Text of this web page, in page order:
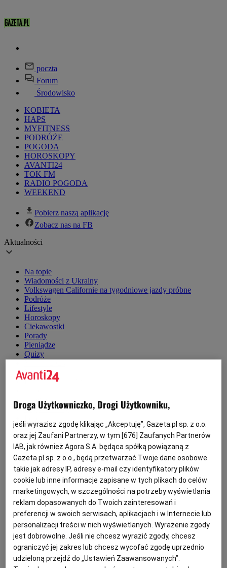
poczta
Forum
Środowisko
KOBIETA
HAPS
MYFITNESS
PODRÓŻE
POGODA
HOROSKOPY
AVANTI24
TOK FM
RADIO POGODA
WEEKEND
Pobierz naszą aplikację
Zobacz nas na FB
Aktualności
Na topie
Wiadomości z Ukrainy
Volkswagen Californie na tygodniowe jazdy próbne
Podróże
Lifestyle
Horoskopy
Ciekawostki
Porady
Pieniądze
Quizy
Inwestycje
Kursy walut NBP
Surowce
Kryptowaluty
Lokalnie
Joe Biden
Kiedy będzie ciepło
Zakończenie roku szkolnego
Kiedy i jak sadzić pomidory
Najnowsze wiadomości
Newsy Plotek
True Love
Ile dzieci ma Michał Wiśniewski?
Tureckie zęby
Love Island
Na topie
Wiadomości kulinarne
Newsy Myfitness
Wiadomości Plotek
Prognoza pogody
Droga Użytkowniczko, Drogi Użytkowniku,
jeśli wyrazisz zgodę klikając „Akceptuję”, Gazeta.pl sp. z o.o.
oraz jej Zaufani Partnerzy, w tym [676] Zaufanych Partnerów
IAB, jak również Agora S.A. będąca spółką powiązaną z
Gazeta.pl sp. z o.o., będą przetwarzać Twoje dane osobowe
takie jak adresy IP, adresy e-mail czy identyfikatory plików
cookie lub inne informacje zapisane w tych plikach do celów
marketingowych, w szczególności na potrzeby wyświetlania
reklam dopasowanych do Twoich zainteresowań i
preferencji w swoich serwisach, aplikacjach i w Internecie lub
personalizacji treści w nich wyświetlanych. Wyrażenie zgody
jest dobrowolne. Jeśli nie chcesz wyrazić zgody, chcesz
ograniczyć jej zakres lub chcesz wycofać zgodę uprzednio
udzieloną przejdź do „Ustawień Zaawansowanych”.